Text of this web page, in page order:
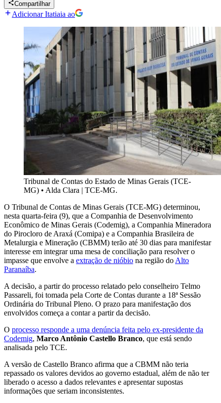
Compartilhar
Adicionar Itatiaia ao
Tribunal de Contas do Estado de Minas Gerais (TCE-
MG) • Alda Clara | TCE-MG.
O Tribunal de Contas de Minas Gerais (TCE-MG) determinou,
nesta quarta-feira (9), que a Companhia de Desenvolvimento
Econômico de Minas Gerais (Codemig), a Companhia Mineradora
do Pirocloro de Araxá (Comipa) e a Companhia Brasileira de
Metalurgia e Mineração (CBMM) terão até 30 dias para manifestar
interesse em integrar uma mesa de conciliação para resolver o
impasse que envolve a extração de nióbio na região do Alto
Paranaíba.
A decisão, a partir do processo relatado pelo conselheiro Telmo
Passareli, foi tomada pela Corte de Contas durante a 18ª Sessão
Ordinária do Tribunal Pleno. O prazo para manifestação dos
envolvidos começa a contar a partir da decisão.
O processo responde a uma denúncia feita pelo ex-presidente da
Codemig, Marco Antônio Castello Branco, que está sendo
analisada pelo TCE.
A versão de Castello Branco afirma que a CBMM não teria
repassado os valores devidos ao governo estadual, além de não ter
liberado o acesso a dados relevantes e apresentar supostas
informações que seriam inconsistentes.